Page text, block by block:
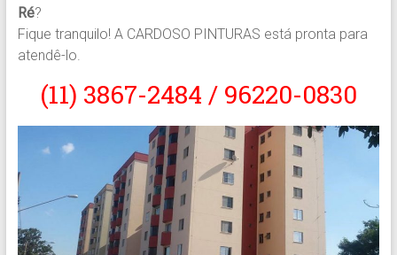
Ré?
Fique tranquilo! A CARDOSO PINTURAS está pronta para
atendê-lo.
(11) 3867-2484 / 96220-0830